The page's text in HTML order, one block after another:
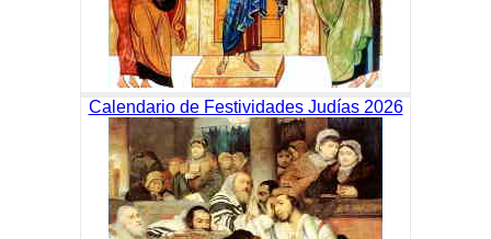
Calendario de Festividades Judías 2026